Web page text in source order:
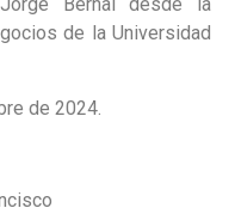
Bernal desde la
de la Universidad
de 2024.